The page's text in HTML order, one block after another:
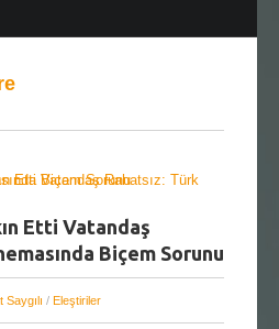
Etti Vatandaş
Biçem Sorunu
Saygılı / Eleştiriler